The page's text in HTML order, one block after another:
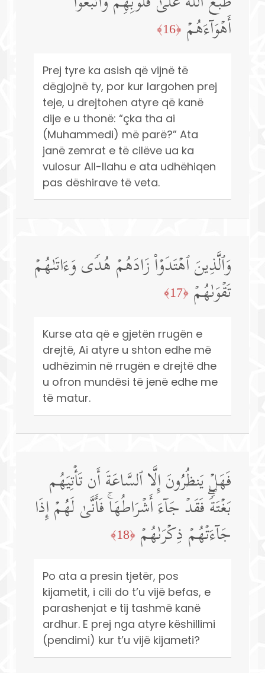
أَهۡوَاۤءَهُمۡ ﴿16﴾
Prej tyre ka asish që vijnë të
dëgjojnë ty, por kur largohen prej
teje, u drejtohen atyre që kanë
dije e u thonë: “çka tha ai
(Muhammedi) më parë?” Ata
janë zemrat e të cilëve ua ka
vulosur All-llahu e ata udhëhiqen
pas dëshirave të veta.
وَٱلَّذِینَ ٱهۡتَدَوۡا۟ زَادَهُمۡ هُدࣰى وَءَاتَىٰهُمۡ
تَقۡوَىٰهُمۡ ﴿17﴾
Kurse ata që e gjetën rrugën e
drejtë, Ai atyre u shton edhe më
udhëzimin në rrugën e drejtë dhe
u ofron mundësi të jenë edhe me
të matur.
فَهَلۡ یَنظُرُونَ إِلَّا ٱلسَّاعَةَ أَن تَأۡتِیَهُم
بَغۡتَةࣰۖ فَقَدۡ جَاۤءَ أَشۡرَاطُهَاۚ فَأَنَّىٰ لَهُمۡ إِذَا
جَاۤءَتۡهُمۡ ذِكۡرَىٰهُمۡ ﴿18﴾
Po ata a presin tjetër, pos
kijametit, i cili do t’u vijë befas, e
parashenjat e tij tashmë kanë
ardhur. E prej nga atyre këshillimi
(pendimi) kur t’u vijë kijameti?